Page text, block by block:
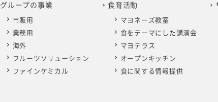
グループの事業
市販用
業務用
海外
フルーツソリューション
ファインケミカル
食育活動
マヨネーズ教室
食をテーマにした講演会
マヨテラス
オープンキッチン
食に関する情報提供